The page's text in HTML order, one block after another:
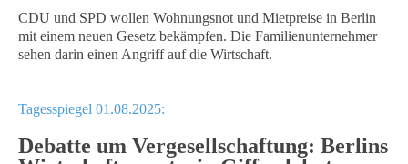
CDU und SPD wollen Wohnungsnot und Mietpreise in Berlin
mit einem neuen Gesetz bekämpfen. Die Familienunternehmer
sehen darin einen Angriff auf die Wirtschaft.
Tagesspiegel 01.08.2025:
Debatte um Vergesellschaftung: Berlins